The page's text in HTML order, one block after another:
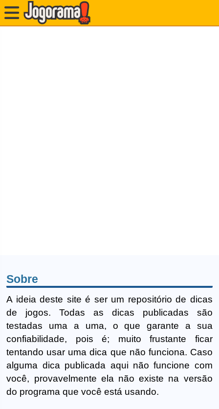
Sobre
A ideia deste site é ser um repositório de dicas
de jogos. Todas as dicas publicadas são
testadas uma a uma, o que garante a sua
confiabilidade, pois é; muito frustante ficar
tentando usar uma dica que não funciona. Caso
alguma dica publicada aqui não funcione com
você, provavelmente ela não existe na versão
do programa que você está usando.